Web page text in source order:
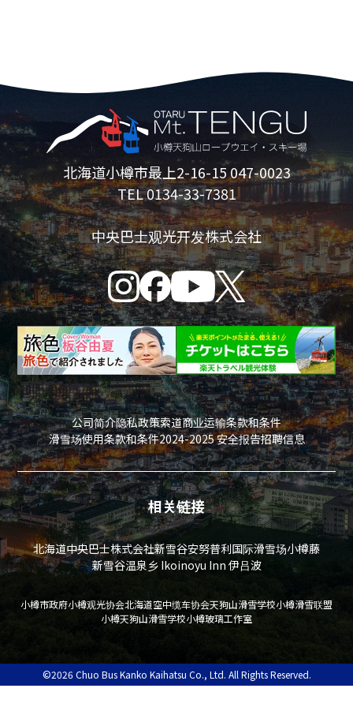
北海道小樽市最上2-16-15 047-0023
TEL 0134-33-7381
中央巴士观光开发株式会社
公司简介隐私政策索道商业运输条款和条件
滑雪场使用条款和条件2024-2025 安全报告招聘信息
相关链接
北海道中央巴士株式会社新雪谷安努普利国际滑雪场小樽藤
新雪谷温泉乡 Ikoinoyu Inn 伊吕波
小樽市政府小樽观光协会北海道空中缆车协会天狗山滑雪学校小樽滑雪联盟
小樽天狗山滑雪学校小樽玻璃工作室
©2026 Chuo Bus Kanko Kaihatsu Co., Ltd. All Rights Reserved.